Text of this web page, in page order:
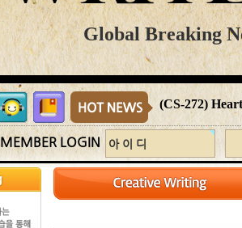
Global Breaking
(CS-272)
MEMBER LOGIN